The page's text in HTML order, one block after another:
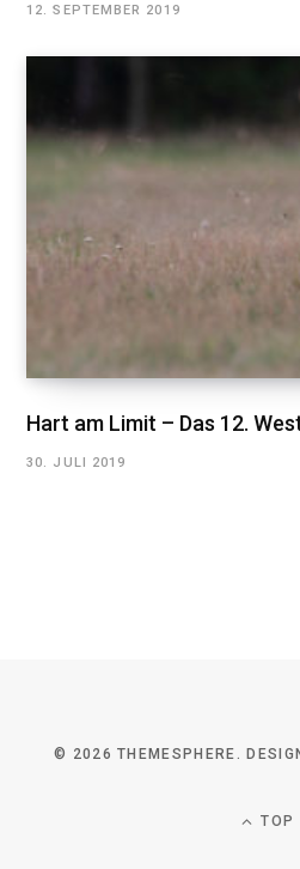
12. SEPTEMBER 2019
Hart am Limit – Das 12.
30. JULI 2019
© 2026 THEMESPHERE.
TOP